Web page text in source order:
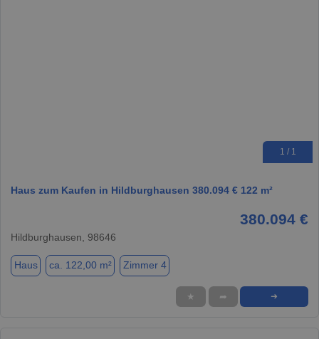
1 / 1
Haus zum Kaufen in Hildburghausen 380.094 € 122 m²
380.094 €
Hildburghausen, 98646
Haus ca. 122,00 m² Zimmer 4
★ ➦ ➜